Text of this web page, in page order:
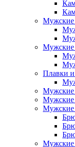
Мужские
Мужские
Плавки
Мужские
Мужские
Мужские